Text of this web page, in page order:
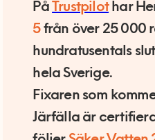
På Trustpilothar
5från över 25 000
hundratusentals
hela Sverige.
Fixaren som
Järfälla är